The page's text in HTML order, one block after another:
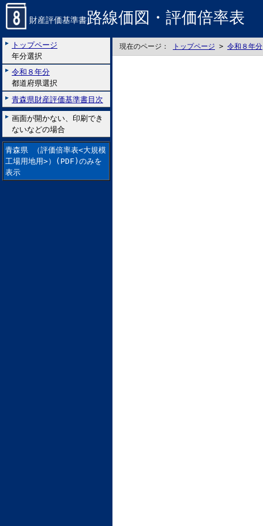
財産評価基準書路線価図・評価倍率表
トップページ
年分選択
令和８年分
都道府県選択
青森県財産評価基準書目次
画面が開かない、印刷でき
ないなどの場合
青森県 （評価倍率表<大規模
工場用地用>）(PDF)のみを
表示
現在のページ： トップページ > 令和８年分